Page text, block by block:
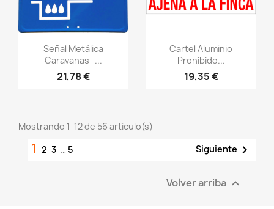
visibilityVistazo rápido
Señal Metálica
Caravanas -...
21,78 €
visibilityVistazo rápido
Cartel Aluminio
Prohibido...
19,35 €
Mostrando 1-12 de 56 artículo(s)
1 2 3 … 5 Siguiente 
Volver arriba 